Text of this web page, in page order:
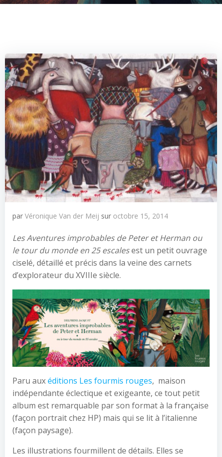
par Véronique Van der Meij sur octobre 15, 2014
Les Aventures improbables de Peter et Herman ou
le tour du monde en 25 escalesest un petit ouvrage
ciselé, détaillé et précis dans la veine des carnets
d’explorateur du XVIIIe siècle.
Paru auxéditions Les fourmis rouges, maison
indépendante éclectique et exigeante, ce tout petit
album est remarquable par son format à la française
(façon portrait chez HP) mais qui se lit à l’italienne
(façon paysage).
Les illustrations fourmillent de détails. Elles se